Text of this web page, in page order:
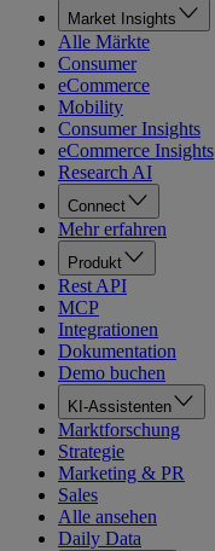
Market Insights
Alle Märkte
Consumer
eCommerce
Mobility
Consumer Insights
eCommerce Insights
Research AI
Connect
Mehr erfahren
Produkt
Rest API
MCP
Integrationen
Dokumentation
Demo buchen
KI-Assistenten
Marktforschung
Strategie
Marketing & PR
Sales
Alle ansehen
Daily Data